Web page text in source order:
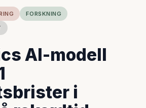
FORSKNING
AI-modell
i